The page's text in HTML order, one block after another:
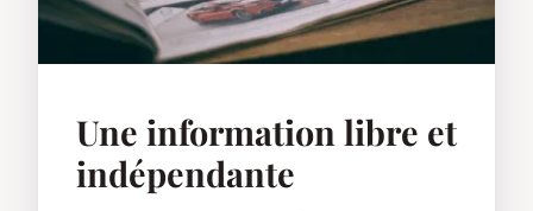
Une information libre et
indépendante